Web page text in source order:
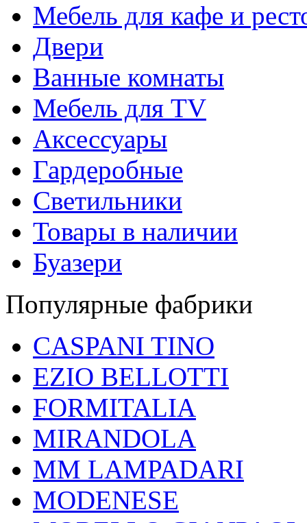
Мебель для кафе и
Двери
Ванные комнаты
Мебель для TV
Аксессуары
Гардеробные
Светильники
Товары в наличии
Буазери
Популярные фабрики
CASPANI TINO
EZIO BELLOTTI
FORMITALIA
MIRANDOLA
MM LAMPADARI
MODENESE